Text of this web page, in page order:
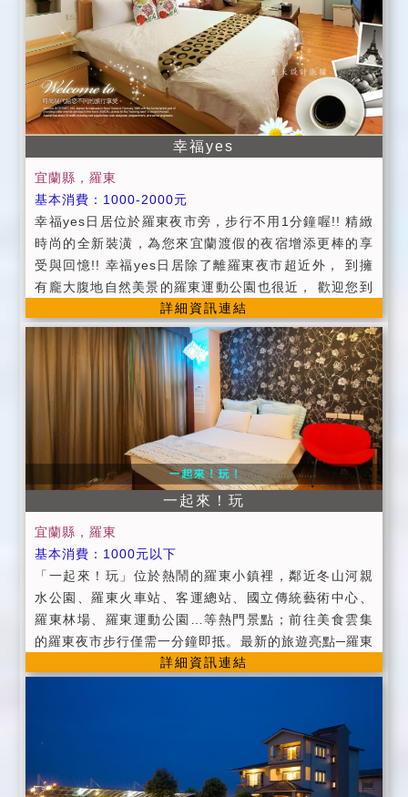
喧鬧。 →如發生上述事項本民宿得要求立即退房，並沒
收所有房價，不得有異議！ →本民宿客房為住宿貴賓專
屬，恕不招待訪客過夜。 →本民宿住房時間： Check I
n : pm3:00 以後至晚間 6:00(如會晚到，請務必來電告
知以便為您保留房間。) →本民宿退房時間：Check Ou
t : am11:00 以前(含所有公共空間)，逾時將酌收費用。
→本民宿包棟非完全包棟（廚房及二樓不開放） →一樓
客廳僅開放至晚上10點 →包棟房客免費提供娛樂室可使
用（內有自動麻將桌 廁所及吧檯）非包棟人數須達13人
以上(加床不算)並需先預約費用為500元可用至早上八點
。 →若旅客於入住臨時取消已預約之娛樂室，視為旅客
自願放棄本服務且不得要求退費及任何補償。 →使用烤
肉區需於訂房時預約，另收每人50元場地費。不含食材
及耗材並需自行清理 →若需立式烤肉架（含兩個拋棄式
烤網）費用為200元。 →禁止放煙火 、烹煮食物、丟擲
氣球水球 。 →訂房流程在您電話訂房完成後，請務必於
3 日內完成房價 50% 訂金的轉帳或匯款，逾期視同自動
取消訂房，恕不另行通知！ →請您務必在轉帳或匯款訂
金完成後 3 日內，以簡訊告知。請註明轉帳銀行、帳號
末五碼及轉帳金額，也請務必註明訂房日期、欲訂之房
型名稱與聯絡姓名及電話！ →收到後本民宿會以相同方
式回覆，始完成訂房手續，如未告知本民宿以未付訂金
處理，視為取消訂房，敬請見諒！ →延期及取消訂房旅
客於住宿14日前(含14日)取消原訂房日期或辦理延期,本
民宿依觀光局頒佈之《定型化契約》規定可將原訂金退
回或可辦理延期半年內入住以一次為限;但若於住宿日14
日以內之不論是辦理延期或取消訂房,本民宿都將依觀光
局頒佈《定型化契約》規定之取消規則比例扣款,請詳細
閱讀此注意事項，完成訂房手續時視為同意此約定,以避
免因此糾紛！ →本民宿訂金依照觀光局頒佈《定型化契
約》規定並依法令規定比率進行取消訂房之扣款如下：
旅客於住宿日前2-3日內取消訂房扣房價預付訂金金額7
0%。 旅客於住宿日前4-6日內取消訂房扣房價預付訂金
金額60%。 旅客於住宿日前7-9日內取消訂房扣房價預
付訂金金額50%。 旅客於住宿日前10-13日內取消訂房
幸福yes
宜蘭縣，羅東
基本消費：1000-2000元
幸福yes日居位於羅東夜市旁，步行不用1分鐘喔!! 精緻
時尚的全新裝潢，為您來宜蘭渡假的夜宿增添更棒的享
受與回憶!! 幸福yes日居除了離羅東夜市超近外， 到擁
有龐大腹地自然美景的羅東運動公園也很近， 歡迎您到
宜蘭旅遊時，來到幸福yes日居夜宿喔!! -----------------
----- ★平日:周日~周五 ★假日:周六(特殊假日另行公告)
★原價:農曆過年期間 ★提供盥洗用品 / 大小毛巾/ 吹風
機 / 咖啡 ★公共空間提供洗衣機 / 飲水機 ★每個房間皆
配有全頻有線電視，無線網路，電能熱水器， 冰箱，熱
水壺，分離式空調及戶外窗。 ★出入大門採用磁卡管
制，並在通道及大門出入口設有保全監視系統，安全方
便。 ----------- ★check in：下午4時後(可彈性調整，
但須事先告知) ★check out：上午11時前 ★恕不接受
信用卡。 ★為維護住宿安全，請攜帶身分證以供登記。
★為維護住宿品質及安全，公寓內全面禁止吸菸、嚼食
檳榔烹煮。違者無條件取消您的住房，且訂金恕不退
還。 ★謝絕攜帶寵物入住，違者無條件取消您的住房，
且訂金恕不退還。 ★夜間11點過後，請勿大聲喧嘩嬉
鬧，更不能開party，以免擾鄰。 ★為保障入住房客安
全，不接受房客以外人士入內參觀。 ★不能破壞或攜出
公寓內用品(如傢具、家電等) ，否則照價賠償。 ★提供
加床服務，並提供浴巾、沐浴用品及枕頭、床墊。 ★本
車位。 ★本套房因位於交通便捷之市區，所有房型皆不
提供早餐。
詳細資訊連結
一起來！玩
宜蘭縣，羅東
基本消費：1000元以下
「一起來！玩」位於熱鬧的羅東小鎮裡，鄰近冬山河親
水公園、羅東火車站、客運總站、國立傳統藝術中心、
羅東林場、羅東運動公園…等熱門景點；前往美食雲集
的羅東夜市步行僅需一分鐘即抵。最新的旅遊亮點─羅東
文化工場、綜合體育場…等～也都位於「一起來！玩」
緻，在燈光的輝映下，營造出獨特的情境氛圍，讓您在
一天的旅程之後，能徹底放鬆身心，感受溫馨的寧靜氛
圍。 ◆ 客房設施： 衛浴設備、吹風機、寬頻上網、40
詳細資訊連結